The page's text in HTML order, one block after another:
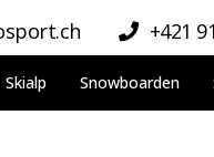
+421
Skialp Snowboarden